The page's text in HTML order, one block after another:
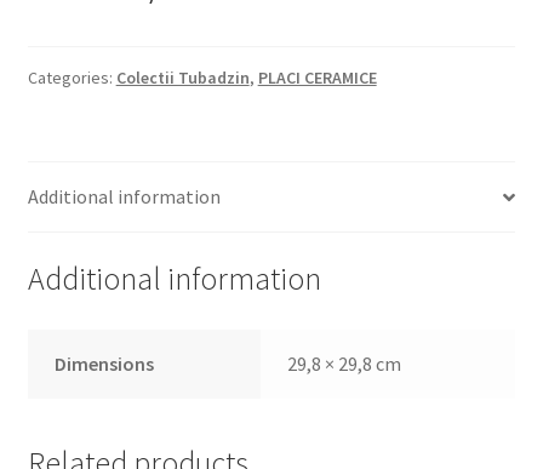
Categories: Colectii Tubadzin, PLACI CERAMICE
Additional information
Additional information
Dimensions 29,8 × 29,8 cm